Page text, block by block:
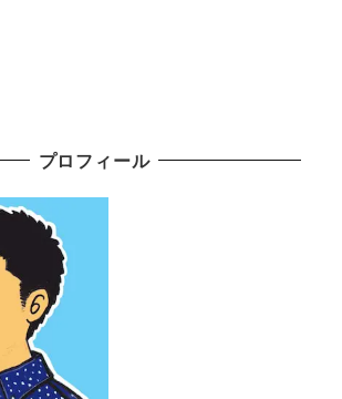
プロフィール